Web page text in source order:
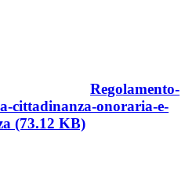
Regolamento-
cittadinanza-onoraria-e-
(73.12 KB)